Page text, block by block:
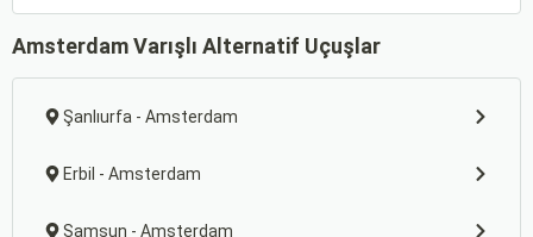
Amsterdam Varışlı Alternatif Uçuşlar
Şanlıurfa - Amsterdam
Erbil - Amsterdam
Samsun - Amsterdam